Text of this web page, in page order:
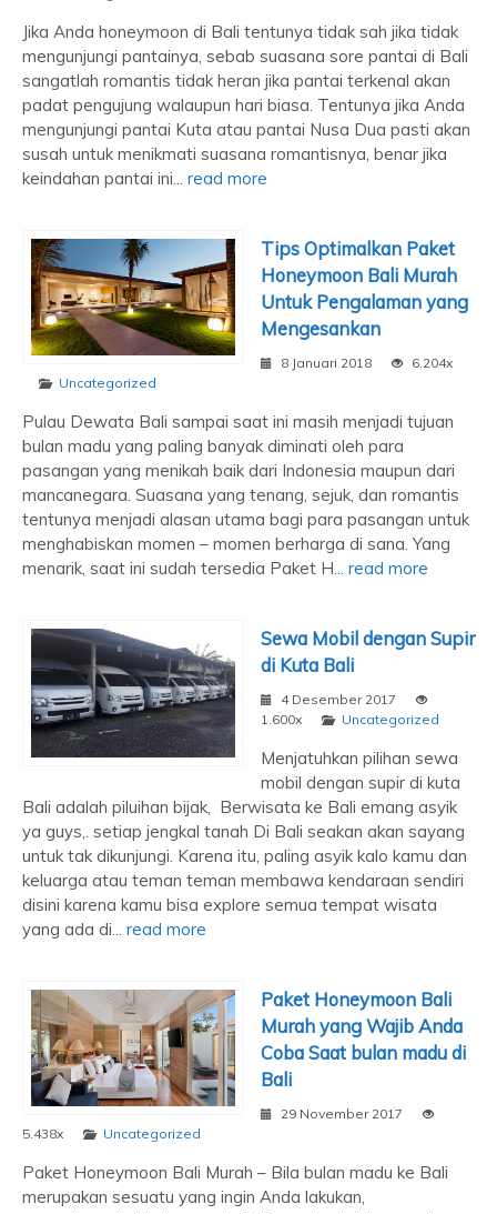
Jika Anda honeymoon di Bali tentunya tidak sah jika tidak
mengunjungi pantainya, sebab suasana sore pantai di Bali
sangatlah romantis tidak heran jika pantai terkenal akan
padat pengujung walaupun hari biasa. Tentunya jika Anda
mengunjungi pantai Kuta atau pantai Nusa Dua pasti akan
susah untuk menikmati suasana romantisnya, benar jika
keindahan pantai ini... read more
Tips Optimalkan Paket
Honeymoon Bali Murah
Untuk Pengalaman yang
Mengesankan
8 Januari 2018
6.204x
Uncategorized
Pulau Dewata Bali sampai saat ini masih menjadi tujuan
bulan madu yang paling banyak diminati oleh para
pasangan yang menikah baik dari Indonesia maupun dari
mancanegara. Suasana yang tenang, sejuk, dan romantis
tentunya menjadi alasan utama bagi para pasangan untuk
menghabiskan momen – momen berharga di sana. Yang
menarik, saat ini sudah tersedia Paket H... read more
Sewa Mobil dengan Supir
di Kuta Bali
4 Desember 2017
1.600x
Uncategorized
Menjatuhkan pilihan sewa
mobil dengan supir di kuta
Bali adalah piluihan bijak, Berwisata ke Bali emang asyik
ya guys,. setiap jengkal tanah Di Bali seakan akan sayang
untuk tak dikunjungi. Karena itu, paling asyik kalo kamu dan
keluarga atau teman teman membawa kendaraan sendiri
disini karena kamu bisa explore semua tempat wisata
yang ada di... read more
Paket Honeymoon Bali
Murah yang Wajib Anda
Coba Saat bulan madu di
Bali
29 November 2017
5.438x
Uncategorized
Paket Honeymoon Bali Murah – Bila bulan madu ke Bali
merupakan sesuatu yang ingin Anda lakukan,